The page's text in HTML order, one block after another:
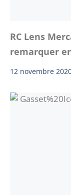
RC Lens
remarquer
12 novembre